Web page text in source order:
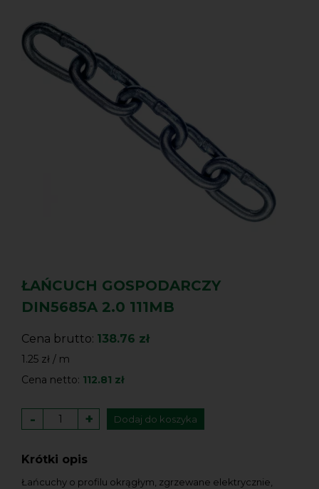
ŁAŃCUCH GOSPODARCZY
DIN5685A 2.0 111MB
Cena brutto: 138.76 zł
1.25 zł / m
Cena netto: 112.81 zł
- + Dodaj do koszyka
Krótki opis
Łańcuchy o profilu okrągłym, zgrzewane elektrycznie,